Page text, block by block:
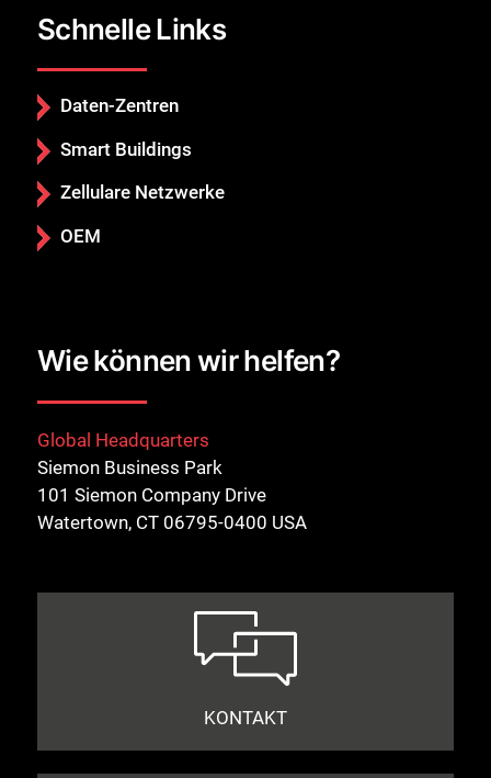
Schnelle Links
Daten-Zentren
Smart Buildings
Zellulare Netzwerke
OEM
Wie können wir helfen?
Global Headquarters
Siemon Business Park
101 Siemon Company Drive
Watertown, CT 06795-0400 USA
KONTAKT